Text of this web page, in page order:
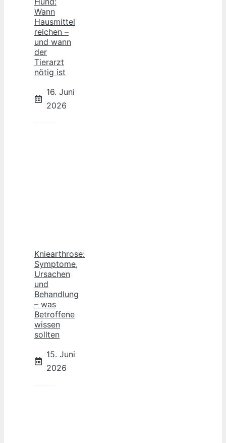
Wann
Hausmittel
reichen –
und wann
der
Tierarzt
nötig ist
16. Juni
2026
Kniearthrose:
Symptome,
Ursachen
und
Behandlung
– was
Betroffene
wissen
sollten
15. Juni
2026